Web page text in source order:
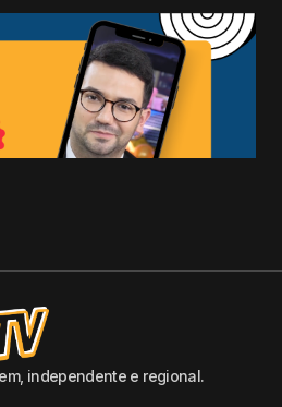
independente e regional.